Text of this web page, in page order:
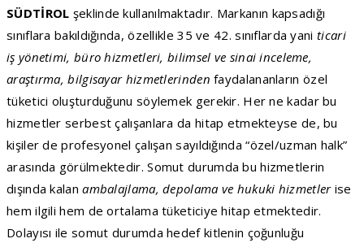
SÜDTİROL şeklinde kullanılmaktadır. Markanın kapsadığı
sınıflara bakıldığında, özellikle 35 ve 42. sınıflarda yaniticari
iş yönetimi, büro hizmetleri, bilimsel ve sinai inceleme,
araştırma, bilgisayar hizmetlerindenfaydalananların özel
tüketici oluşturduğunu söylemek gerekir. Her ne kadar bu
hizmetler serbest çalışanlara da hitap etmekteyse de, bu
kişiler de profesyonel çalışan sayıldığında “özel/uzman halk”
arasında görülmektedir. Somut durumda bu hizmetlerin
dışında kalanambalajlama, depolama ve hukuki hizmetler ise
hem ilgili hem de ortalama tüketiciye hitap etmektedir.
Dolayısı ile somut durumda hedef kitlenin çoğunluğu